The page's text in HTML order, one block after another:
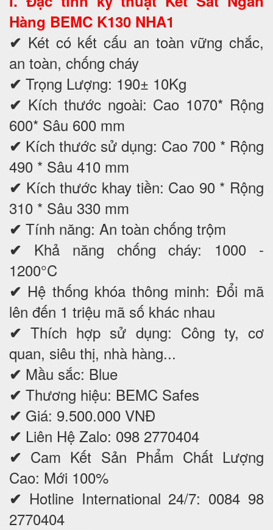
Hàng BEMC K130 NHA1
✔ Két có kết cấu an toàn vững chắc,
an toàn, chống cháy
✔ Trọng Lượng: 190± 10Kg
✔ Kích thước ngoài: Cao 1070* Rộng
600* Sâu 600 mm
✔ Kích thước sử dụng: Cao 700 * Rộng
490 * Sâu 410 mm
✔ Kích thước khay tiền: Cao 90 * Rộng
310 * Sâu 330 mm
✔ Tính năng: An toàn chống trộm
✔ Khả năng chống cháy: 1000 -
1200°C
✔ Hệ thống khóa thông minh: Đổi mã
lên đến 1 triệu mã số khác nhau
✔Thích hợp sử dụng: Công ty, cơ
quan, siêu thị, nhà hàng...
✔ Mầu sắc: Blue
✔ Thương hiệu: BEMC Safes
✔ Giá: 9.500.000 VNĐ
✔ Liên Hệ Zalo: 098 2770404
✔ Cam Kết Sản Phẩm Chất Lượng
Cao: Mới 100%
✔ Hotline International 24/7: 0084 98
2770404